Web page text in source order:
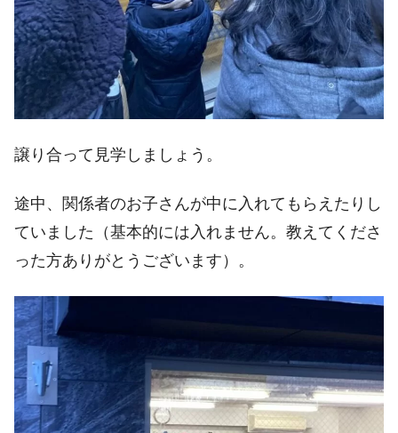
譲り合って見学しましょう。
途中、関係者のお子さんが中に入れてもらえたりし
ていました（基本的には入れません。教えてくださ
った方ありがとうございます）。